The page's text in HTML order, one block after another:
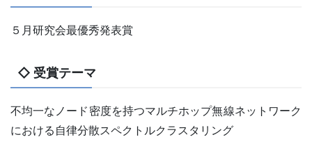
５月研究会最優秀発表賞
◇ 受賞テーマ
不均一なノード密度を持つマルチホップ無線ネットワーク
における自律分散スペクトルクラスタリング